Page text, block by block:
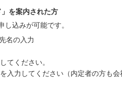
を案内された方
し込みが可能です。
名の入力
てください。
入力してください（内定者の方も